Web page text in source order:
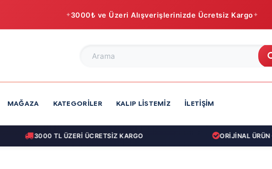
3000₺ ve Üzeri Alışverişlerinizde Ücretsiz Kargo
MAĞAZA KATEGORILER KALIP LISTEMIZ İLETIŞIM
3000 TL ÜZERİ ÜCRETSİZ KARGO ORİJİNAL ÜRÜN